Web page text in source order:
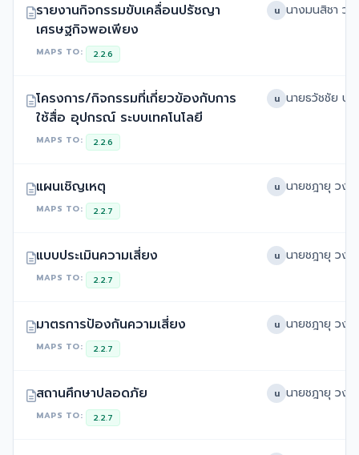
รายงานกิจกรรมขับเคลื่อนปรัชญา
เศรษฐกิจพอเพียง
MAPS TO: 2.2.6
น
โครงการ/กิจกรรมที่เกี่ยวข้องกับการ
ใช้สื่อ อุปกรณ์ ระบบเทคโนโลยี
MAPS TO: 2.2.6
น
แผนเชิญเหตุ
MAPS TO: 2.2.7
น
แบบประเมินความเสี่ยง
MAPS TO: 2.2.7
น
มาตรการป้องกันความเสี่ยง
MAPS TO: 2.2.7
น
สถานศึกษาปลอดภัย
MAPS TO: 2.2.7
น